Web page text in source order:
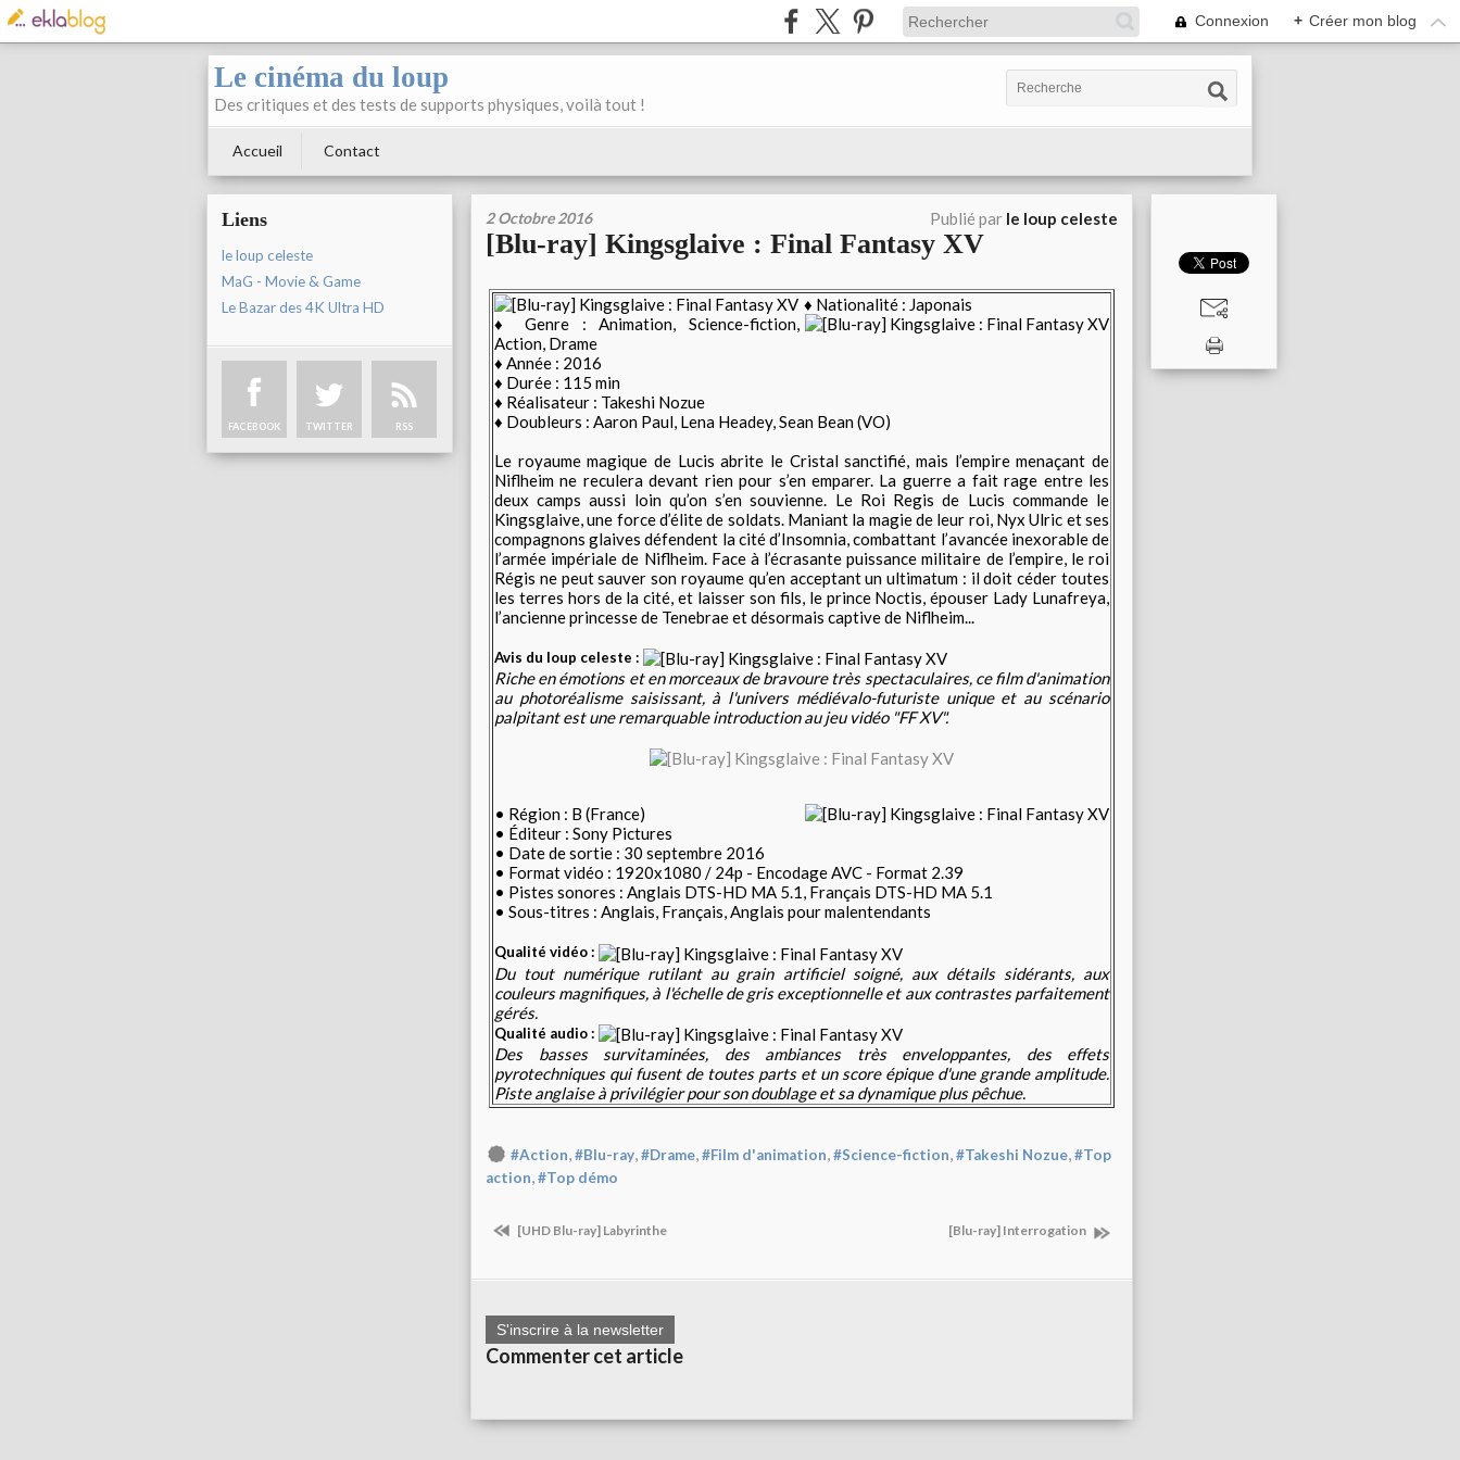
Connexion + Créer mon blog
Le cinéma du loup
Des critiques et des tests de supports physiques, voilà tout !
Accueil Contact
Liens
le loup celeste
MaG - Movie & Game
Le Bazar des 4K Ultra HD
FACEBOOK TWITTER RSS
2 Octobre 2016 Publié par le loup celeste
[Blu-ray] Kingsglaive : Final Fantasy XV
♦ Nationalité : Japonais
♦ Genre : Animation, Science-fiction,
Action, Drame
♦ Année : 2016
♦ Durée : 115 min
♦ Réalisateur : Takeshi Nozue
♦ Doubleurs : Aaron Paul, Lena Headey, Sean Bean (VO)
Le royaume magique de Lucis abrite le Cristal sanctifié, mais l’empire menaçant de
Niflheim ne reculera devant rien pour s’en emparer. La guerre a fait rage entre les
deux camps aussi loin qu’on s’en souvienne. Le Roi Regis de Lucis commande le
Kingsglaive, une force d’élite de soldats. Maniant la magie de leur roi, Nyx Ulric et ses
compagnons glaives défendent la cité d’Insomnia, combattant l’avancée inexorable de
l’armée impériale de Niflheim. Face à l’écrasante puissance militaire de l’empire, le roi
Régis ne peut sauver son royaume qu’en acceptant un ultimatum : il doit céder toutes
les terres hors de la cité, et laisser son fils, le prince Noctis, épouser Lady Lunafreya,
l’ancienne princesse de Tenebrae et désormais captive de Niflheim...
Avis du loup celeste :
Riche en émotions et en morceaux de bravoure très spectaculaires, ce film d'animation
au photoréalisme saisissant, à l'univers médiévalo-futuriste unique et au scénario
palpitant est une remarquable introduction au jeu vidéo "FF XV".
• Région : B (France)
• Éditeur : Sony Pictures
• Date de sortie : 30 septembre 2016
• Format vidéo : 1920x1080 / 24p - Encodage AVC - Format 2.39
• Pistes sonores : Anglais DTS-HD MA 5.1, Français DTS-HD MA 5.1
• Sous-titres : Anglais, Français, Anglais pour malentendants
Qualité vidéo :
Du tout numérique rutilant au grain artificiel soigné, aux détails sidérants, aux
couleurs magnifiques, à l'échelle de gris exceptionnelle et aux contrastes parfaitement
gérés.
Qualité audio :
Des basses survitaminées, des ambiances très enveloppantes, des effets
pyrotechniques qui fusent de toutes parts et un score épique d'une grande amplitude.
Piste anglaise à privilégier pour son doublage et sa dynamique plus pêchue.
#Action,#Blu-ray,#Drame,#Film d'animation,#Science-fiction,#Takeshi Nozue,#Top
action,#Top démo
[UHD Blu-ray] Labyrinthe [Blu-ray] Interrogation
S'inscrire à la newsletter
Commenter cet article